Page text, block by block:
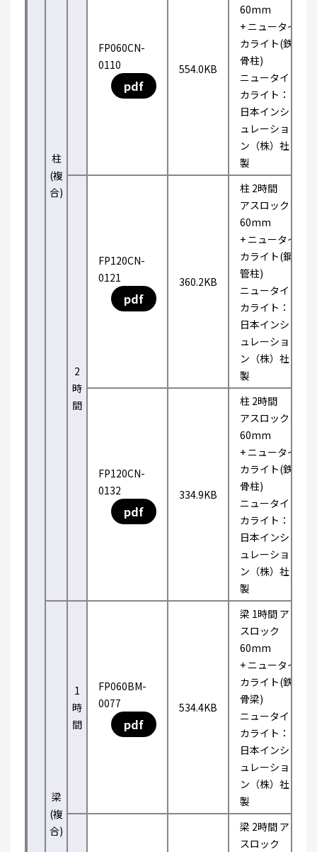
柱
(複
合)
FP060CN-
0110
pdf
554.0KB
60mm
+ ニュータイ
カライト(鉄
骨柱)
ニュータイ
カライト：
日本インシ
ュレーショ
ン（株）社
製
2
時
間
FP120CN-
0121
pdf
360.2KB
柱 2時間
アスロック
60mm
+ ニュータイ
カライト(鋼
管柱)
ニュータイ
カライト：
日本インシ
ュレーショ
ン（株）社
製
FP120CN-
0132
pdf
334.9KB
柱 2時間
アスロック
60mm
+ ニュータイ
カライト(鉄
骨柱)
ニュータイ
カライト：
日本インシ
ュレーショ
ン（株）社
製
梁
(複
合)
1
時
間
FP060BM-
0077
pdf
534.4KB
梁 1時間 ア
スロック
60mm
+ ニュータイ
カライト(鉄
骨梁)
ニュータイ
カライト：
日本インシ
ュレーショ
ン（株）社
製
梁 2時間 ア
スロック